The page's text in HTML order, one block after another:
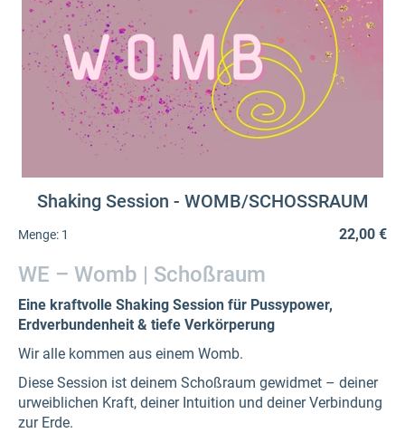
Shaking Session - WOMB/SCHOSSRAUM
Menge: 1 22,00 €
WE – Womb | Schoßraum
Eine kraftvolle Shaking Session für Pussypower,
Erdverbundenheit & tiefe Verkörperung
Wir alle kommen aus einem Womb.
Diese Session ist deinem Schoßraum gewidmet – deiner
urweiblichen Kraft, deiner Intuition und deiner Verbindung
zur Erde.